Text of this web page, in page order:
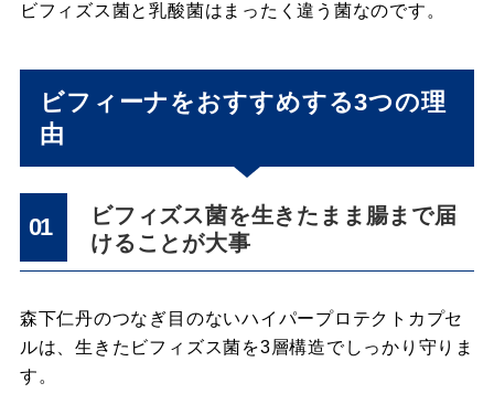
ビフィズス菌と乳酸菌はまったく違う菌なのです。
ビフィーナ をおすすめする3つの理
由
01
ビフィズス菌を生きたまま腸まで届
けることが大事
森下仁丹のつなぎ目のないハイパープロテクトカプセ
ルは、生きたビフィズス菌を3層構造でしっかり守りま
す。